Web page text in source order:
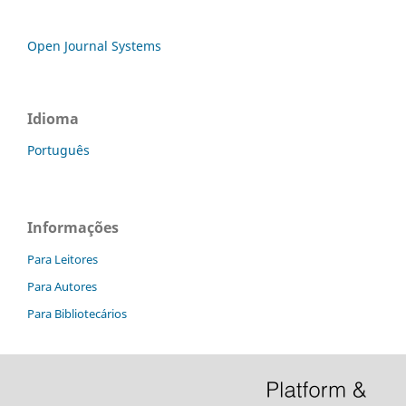
Open Journal Systems
Idioma
Português
Informações
Para Leitores
Para Autores
Para Bibliotecários